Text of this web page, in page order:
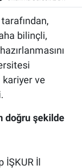
bilinçli,
kariyer ve
doğru şekilde
İŞKUR İl